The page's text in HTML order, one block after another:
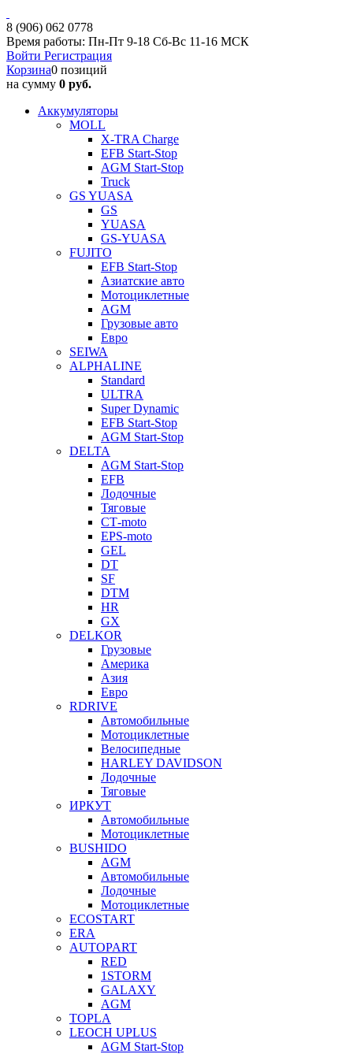
8 (906) 062 0778
Время работы: Пн-Пт 9-18 Сб-Вс 11-16 МСК
Войти Регистрация
Корзина0 позиций
на сумму 0 руб.
Аккумуляторы
MOLL
X-TRA Charge
EFB Start-Stop
AGM Start-Stop
Truck
GS YUASA
GS
YUASA
GS-YUASA
FUJITO
EFB Start-Stop
Азиатские авто
Мотоциклетные
AGM
Грузовые авто
Евро
SEIWA
ALPHALINE
Standard
ULTRA
Super Dynamic
EFB Start-Stop
AGM Start-Stop
DELTA
AGM Start-Stop
EFB
Лодочные
Тяговые
СТ-moto
EPS-moto
GEL
DT
SF
DTM
HR
GX
DELKOR
Грузовые
Америка
Азия
Евро
RDRIVE
Автомобильные
Мотоциклетные
Велосипедные
HARLEY DAVIDSON
Лодочные
Тяговые
ИРКУТ
Автомобильные
Мотоциклетные
BUSHIDO
AGM
Автомобильные
Лодочные
Мотоциклетные
ECOSTART
ERA
AUTOPART
RED
1STORM
GALAXY
AGM
TOPLA
LEOCH UPLUS
AGM Start-Stop